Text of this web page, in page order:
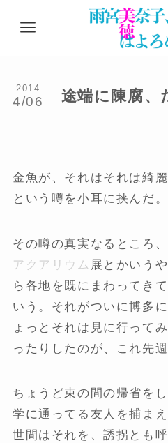
途端に陳腐、
2014
4/06
金魚が、それはそれは綺
という噂を小耳に挟んだ。
その噂の真実なるところ
アクアリウム 展とかいう
ら各地を既にまわってき
いう。それがついに博多
ょっとそれは見に行って
ったりしたのが、これ先週
ちょうど束の間の帰省を
学に通ってる友人を捕ま
世間はそれを、誘拐とも呼